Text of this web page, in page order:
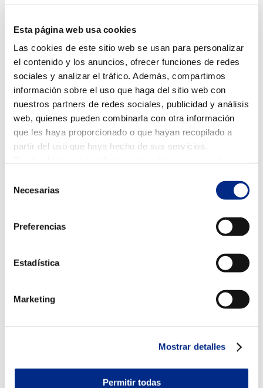
Esta página web usa cookies
Las cookies de este sitio web se usan para personalizar
el contenido y los anuncios, ofrecer funciones de redes
sociales y analizar el tráfico. Además, compartimos
información sobre el uso que haga del sitio web con
nuestros partners de redes sociales, publicidad y análisis
web, quienes pueden combinarla con otra información
que les haya proporcionado o que hayan recopilado a
partir del uso que haya hecho de sus servicios.
Necesarias
Preferencias
Estadística
Marketing
Mostrar detalles
Permitir todas
transmisión de calor. El agua que circula por radiadores
debe llegar a unos 80 °C, mientras que, por suelo
radiante, conectado a una caldera o a una bomba de
calor, solo necesita llegar a unos 35 o 40°C.
sistema invisible. No ocupa espacio ni
tienes que buscar un espacio para los equipos porque
queda oculto bajo el suelo.
Crea unambiente más saludable y mayor confort
habitación.
de calor expuesta, evitas posibles accidentes con los
Unahorro importante en la instalación
Al tratarse de un sistema que funciona con agua,
sistema eficiente y ecológico.
Tipos y capas del suelo radiante
Existen varios tipos de suelo radiante, como el suelo